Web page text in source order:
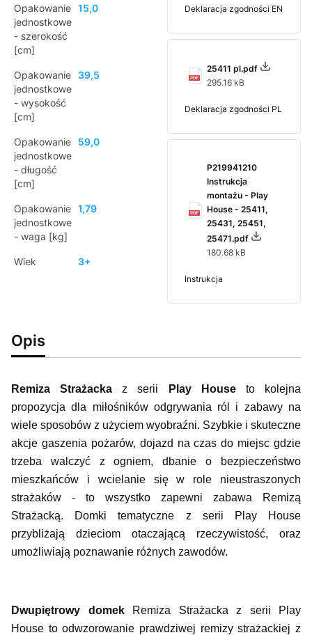
Opakowanie
jednostkowe
- szerokość
[cm]
15,0
Opakowanie
jednostkowe
- wysokość
[cm]
39,5
Opakowanie
jednostkowe
- długość
[cm]
59,0
Opakowanie
jednostkowe
- waga [kg]
1,79
Wiek 3+
Deklaracja zgodności EN
25411 pl.pdf
295.16 kB
Deklaracja zgodności PL
P219941210
Instrukcja
montażu - Play
House - 25411,
25431, 25451,
25471.pdf
180.68 kB
Instrukcja
Opis
Remiza Strażacka z serii Play Houseto kolejna
propozycja dla miłośników odgrywania ról i zabawy na
wiele sposobów z użyciem wyobraźni. Szybkie i skuteczne
akcje gaszenia pożarów, dojazd na czas do miejsc gdzie
trzeba walczyć z ogniem, dbanie o bezpieczeństwo
mieszkańców i wcielanie się w role nieustraszonych
strażaków - to wszystko zapewni zabawa Remizą
Strażacką. Domki tematyczne z serii Play House
przybliżają dzieciom otaczającą rzeczywistość, oraz
umożliwiają poznawanie różnych zawodów.
Dwupiętrowy domek
Remiza Strażacka z serii Play
House to odwzorowanie prawdziwej remizy strażackiej z